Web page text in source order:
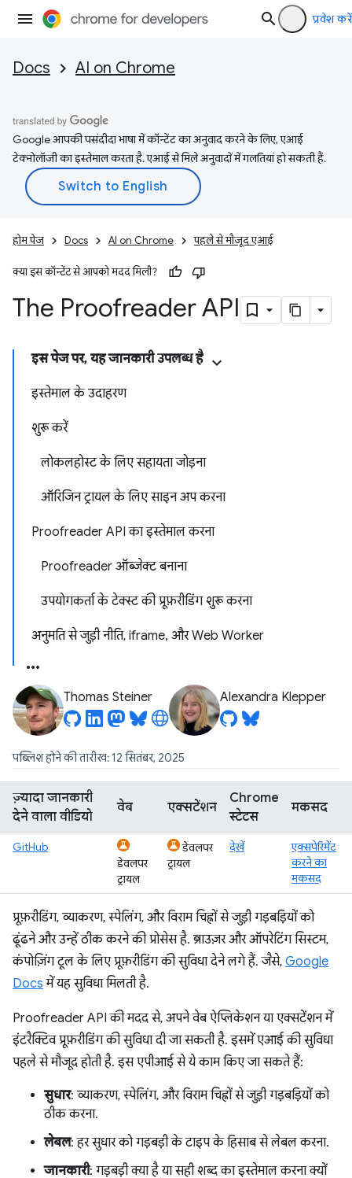
प्रवेश करें
Docs AI on Chrome
Google आपकी पसंदीदा भाषा में कॉन्टेंट का अनुवाद करने के लिए, एआई
टेक्नोलॉजी का इस्तेमाल करता है. एआई से मिले अनुवादों में गलतियां हो सकती हैं.
होम पेज Docs AI on Chrome पहले से मौजूद एआई
क्या इस कॉन्टेंट से आपको मदद मिली?
The Proofreader API
इस पेज पर, यह जानकारी उपलब्ध है
इस्तेमाल के उदाहरण
शुरू करें
लोकलहोस्ट के लिए सहायता जोड़ना
ऑरिजिन ट्रायल के लिए साइन अप करना
Proofreader API का इस्तेमाल करना
Proofreader ऑब्जेक्ट बनाना
उपयोगकर्ता के टेक्स्ट की प्रूफ़रीडिंग शुरू करना
अनुमति से जुड़ी नीति, iframe, और Web Worker
Thomas Steiner Alexandra Klepper
पब्लिश होने की तारीख: 12 सितंबर, 2025
ज़्यादा जानकारी
देने वाला वीडियो
वेब एक्सटेंशन
Chrome
स्टेटस
मकसद
GitHub
डेवलपर
ट्रायल
डेवलपर
ट्रायल
देखें
एक्सपेरिमेंट
करने का
मकसद
प्रूफ़रीडिंग, व्याकरण, स्पेलिंग, और विराम चिह्नों से जुड़ी गड़बड़ियों को
ढूंढने और उन्हें ठीक करने की प्रोसेस है. ब्राउज़र और ऑपरेटिंग सिस्टम,
कंपोज़िंग टूल के लिए प्रूफ़रीडिंग की सुविधा देने लगे हैं. जैसे, Google
Docs में यह सुविधा मिलती है.
Proofreader API की मदद से, अपने वेब ऐप्लिकेशन या एक्सटेंशन में
इंटरैक्टिव प्रूफ़रीडिंग की सुविधा दी जा सकती है. इसमें एआई की सुविधा
पहले से मौजूद होती है. इस एपीआई से ये काम किए जा सकते हैं:
सुधार: व्याकरण, स्पेलिंग, और विराम चिह्नों से जुड़ी गड़बड़ियों को
ठीक करना.
लेबल: हर सुधार को गड़बड़ी के टाइप के हिसाब से लेबल करना.
जानकारी: गड़बड़ी क्या है या सही शब्द का इस्तेमाल करना क्यों